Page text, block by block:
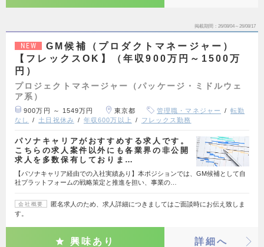
掲載期間 26/08/04～26/08/17
NEW
GM候補（プロダクトマネージャー）
【フレックスOK】（年収900万円～1500万
円）
プロジェクトマネージャー（パッケージ・ミドルウェ
ア系）
900万円 ～ 1549万円 東京都 管理職・マネジャー
転勤
なし
土日祝休み 年収600万以上 フレックス勤務
パソナキャリアがおすすめする求人です。
こちらの求人案件以外にも各業界の非公開
求人を多数保有しておりま…
【パソナキャリア経由での入社実績あり】本ポジションでは、GM候補として自
社プラットフォームの戦略策定と推進を担い、事業の…
会社概要
匿名求人のため、求人詳細につきましてはご面談時にお伝え致しま
す。
興味あり 詳細へ